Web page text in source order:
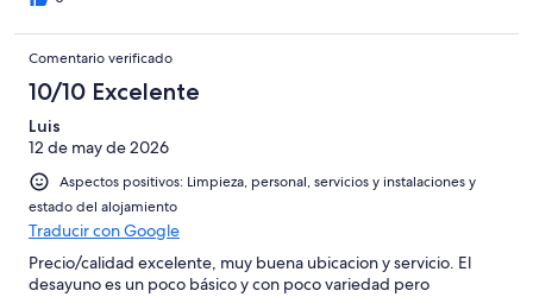
Comentario verificado
10/10 Excelente
Luis
12 de may de 2026
Aspectos positivos: Limpieza, personal, servicios y instalaciones y
estado del alojamiento
Traducir con Google
Precio/calidad excelente, muy buena ubicacion y servicio. El
desayuno es un poco básico y con poco variedad pero